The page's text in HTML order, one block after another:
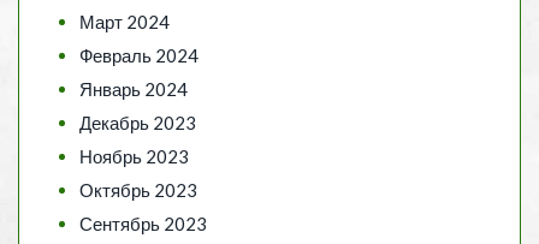
Март 2024
Февраль 2024
Январь 2024
Декабрь 2023
Ноябрь 2023
Октябрь 2023
Сентябрь 2023